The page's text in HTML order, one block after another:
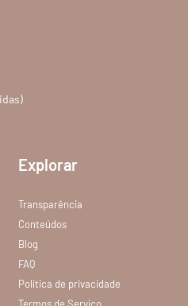
Explorar
Transparência
Conteúdos
Blog
FAQ
Política de privacidade